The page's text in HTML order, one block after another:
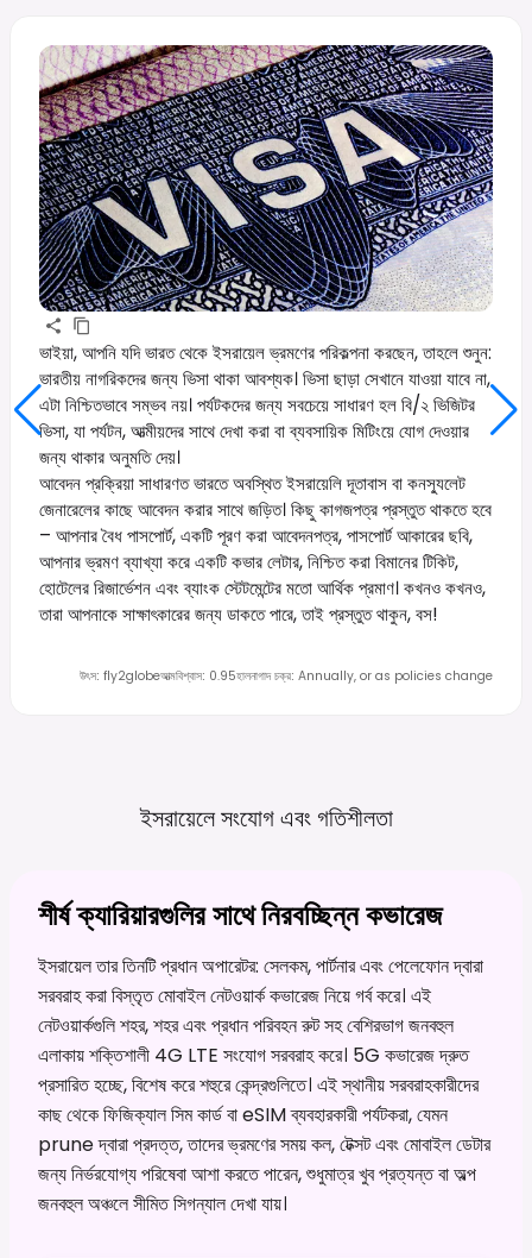
ভাইয়া, আপনি যদি ভারত থেকে ইসরায়েল ভ্রমণের পরিকল্পনা করছেন, তাহলে শুনুন:
ভারতীয় নাগরিকদের জন্য ভিসা থাকা আবশ্যক। ভিসা ছাড়া সেখানে যাওয়া যাবে না,
এটা নিশ্চিতভাবে সম্ভব নয়। পর্যটকদের জন্য সবচেয়ে সাধারণ হল বি/২ ভিজিটর
ভিসা, যা পর্যটন, আত্মীয়দের সাথে দেখা করা বা ব্যবসায়িক মিটিংয়ে যোগ দেওয়ার
জন্য থাকার অনুমতি দেয়।
আবেদন প্রক্রিয়া সাধারণত ভারতে অবস্থিত ইসরায়েলি দূতাবাস বা কনস্যুলেট
জেনারেলের কাছে আবেদন করার সাথে জড়িত। কিছু কাগজপত্র প্রস্তুত থাকতে হবে
– আপনার বৈধ পাসপোর্ট, একটি পূরণ করা আবেদনপত্র, পাসপোর্ট আকারের ছবি,
আপনার ভ্রমণ ব্যাখ্যা করে একটি কভার লেটার, নিশ্চিত করা বিমানের টিকিট,
হোটেলের রিজার্ভেশন এবং ব্যাংক স্টেটমেন্টের মতো আর্থিক প্রমাণ। কখনও কখনও,
তারা আপনাকে সাক্ষাৎকারের জন্য ডাকতে পারে, তাই প্রস্তুত থাকুন, বস!
উৎস: fly2globeআত্মবিশ্বাস: 0.95হালনাগাদ চক্র: Annually, or as policies change
ইসরায়েলে সংযোগ এবং গতিশীলতা
শীর্ষ ক্যারিয়ারগুলির সাথে নিরবচ্ছিন্ন কভারেজ
ইসরায়েল তার তিনটি প্রধান অপারেটর: সেলকম, পার্টনার এবং পেলেফোন দ্বারা
সরবরাহ করা বিস্তৃত মোবাইল নেটওয়ার্ক কভারেজ নিয়ে গর্ব করে। এই
নেটওয়ার্কগুলি শহর, শহর এবং প্রধান পরিবহন রুট সহ বেশিরভাগ জনবহুল
এলাকায় শক্তিশালী 4G LTE সংযোগ সরবরাহ করে। 5G কভারেজ দ্রুত
প্রসারিত হচ্ছে, বিশেষ করে শহুরে কেন্দ্রগুলিতে। এই স্থানীয় সরবরাহকারীদের
কাছ থেকে ফিজিক্যাল সিম কার্ড বা eSIM ব্যবহারকারী পর্যটকরা, যেমন
prune দ্বারা প্রদত্ত, তাদের ভ্রমণের সময় কল, টেক্সট এবং মোবাইল ডেটার
জন্য নির্ভরযোগ্য পরিষেবা আশা করতে পারেন, শুধুমাত্র খুব প্রত্যন্ত বা অল্প
জনবহুল অঞ্চলে সীমিত সিগন্যাল দেখা যায়।